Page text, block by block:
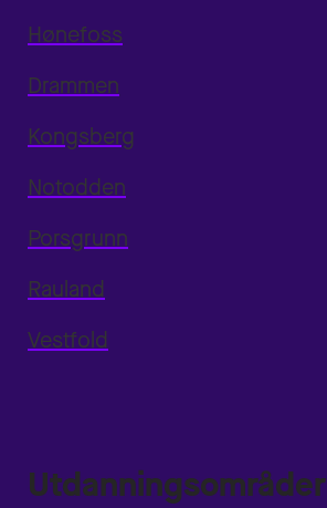
Hønefoss
Drammen
Kongsberg
Notodden
Porsgrunn
Rauland
Vestfold
Utdanningsområder